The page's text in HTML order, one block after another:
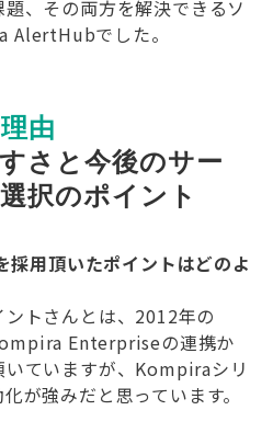
、その両方を解決できるソ
AlertHubでした。
由
さと今後のサー
択のポイント
用頂いたポイントはどのよ
ントさんとは、2012年の
Enterpriseの連携か
いていますが、Kompiraシリ
が強みだと思っています。